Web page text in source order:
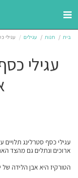
בית חנות עגילים עגילי
עגילי
הטורקיז היא אבן הלידה של